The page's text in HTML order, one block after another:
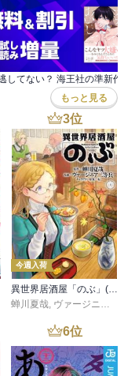
もっと見る
3位
今週入荷
異世界居酒屋「のぶ」(22)
蝉川夏哉, ヴァージニア二等兵
6位